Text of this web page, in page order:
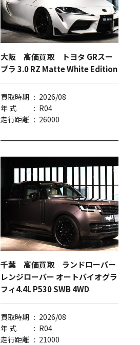
大阪 高価買取 トヨタ GRスー
プラ 3.0 RZ Matte White Edition
買取時期 : 2026/08
年 式
: R04
走行距離 : 26000
千葉 高価買取 ランドローバー
レンジローバー オートバイオグラ
フィ4.4L P530 SWB 4WD
買取時期 : 2026/08
年 式
: R04
走行距離 : 21000